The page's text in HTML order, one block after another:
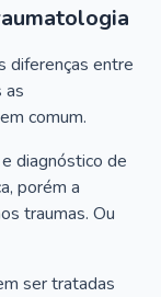
diferenças entre
as
comum.
diagnóstico de
porém a
traumas. Ou
ser tratadas